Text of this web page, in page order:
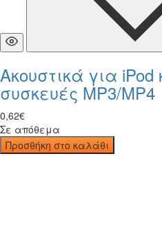
Ακουστικά για
συσκευές MP3/MP4
0,62€
Σε απόθεμα
Προσθήκη στο καλάθι